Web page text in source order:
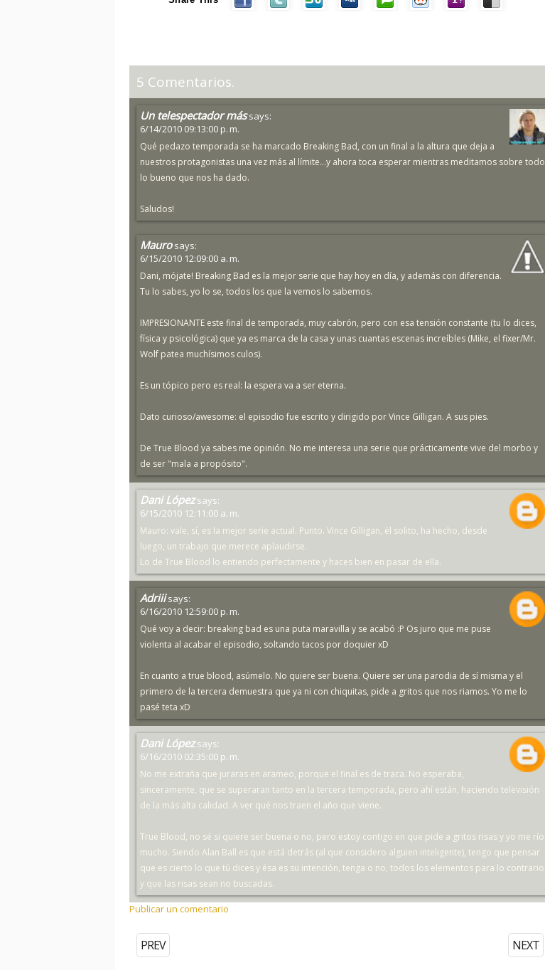
5 Comentarios.
Un telespectador más says:
6/14/2010 09:13:00 p. m.
Qué pedazo temporada se ha marcado Breaking Bad, con un final a la altura que deja a
nuestros protagonistas una vez más al límite...y ahora toca esperar mientras meditamos sobre todo
lo bueno que nos ha dado.
Saludos!
Mauro says:
6/15/2010 12:09:00 a. m.
Dani, mójate! Breaking Bad es la mejor serie que hay hoy en día, y además con diferencia.
Tu lo sabes, yo lo se, todos los que la vemos lo sabemos.
IMPRESIONANTE este final de temporada, muy cabrón, pero con esa tensión constante (tu lo dices,
física y psicológica) que ya es marca de la casa y unas cuantas escenas increíbles (Mike, el fixer/Mr.
Wolf patea muchísimos culos).
Es un tópico pero es real: la espera va a ser eterna.
Dato curioso/awesome: el episodio fue escrito y dirigido por Vince Gilligan. A sus pies.
De True Blood ya sabes me opinión. No me interesa una serie que prácticamente vive del morbo y
de ser "mala a propósito".
Dani López says:
6/15/2010 12:11:00 a. m.
Mauro: vale, sí, es la mejor serie actual. Punto. Vince Gilligan, él solito, ha hecho, desde
luego, un trabajo que merece aplaudirse.
Lo de True Blood lo entiendo perfectamente y haces bien en pasar de ella.
Adriii says:
6/16/2010 12:59:00 p. m.
Qué voy a decir: breaking bad es una puta maravilla y se acabó :P Os juro que me puse
violenta al acabar el episodio, soltando tacos por doquier xD
En cuanto a true blood, asúmelo. No quiere ser buena. Quiere ser una parodia de sí misma y el
primero de la tercera demuestra que ya ni con chiquitas, pide a gritos que nos riamos. Yo me lo
pasé teta xD
Dani López says:
6/16/2010 02:35:00 p. m.
No me extraña que juraras en arameo, porque el final es de traca. No esperaba,
sinceramente, que se superaran tanto en la tercera temporada, pero ahí están, haciendo televisión
de la más alta calidad. A ver qué nos traen el año que viene.
True Blood, no sé si quiere ser buena o no, pero estoy contigo en que pide a gritos risas y yo me río
mucho. Siendo Alan Ball es que está detrás (al que considero alguien inteligente), tengo que pensar
que es cierto lo que tú dices y ésa es su intención, tenga o no, todos los elementos para lo contrario
y que las risas sean no buscadas.
Publicar un comentario
NEXT
PREV